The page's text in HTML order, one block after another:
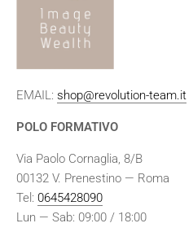
EMAIL: shop@revolution-team.it
POLO FORMATIVO
Via Paolo Cornaglia, 8/B
00132 V. Prenestino — Roma
Tel: 0645428090
Lun — Sab: 09:00 / 18:00